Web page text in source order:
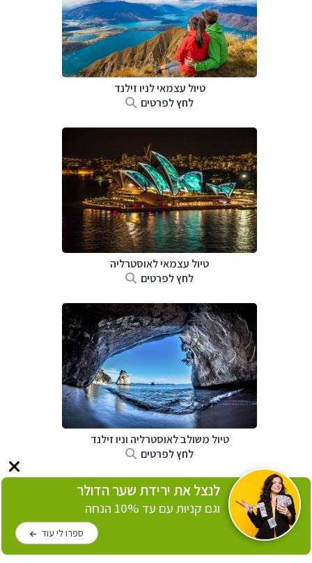
טיול עצמאי לניו זילנד
לחץ לפרטים
טיול עצמאי לאוסטרליה
לחץ לפרטים
טיול משולב לאוסטרליה וניו זילנד
לחץ לפרטים
לנצל את ירידת שער הדולר
וגם קניות עם עד 10% הנחה
ספרו לי עוד